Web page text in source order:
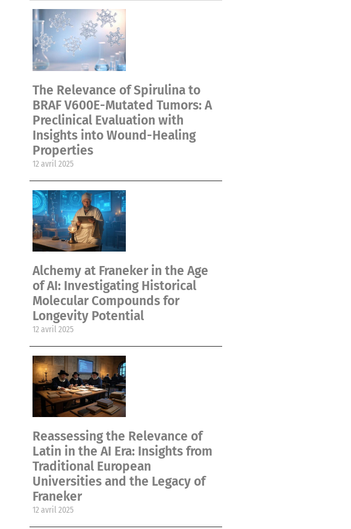
The Relevance of Spirulina to
BRAF V600E-Mutated Tumors: A
Preclinical Evaluation with
Insights into Wound-Healing
Properties
12 avril 2025
Alchemy at Franeker in the Age
of AI: Investigating Historical
Molecular Compounds for
Longevity Potential
12 avril 2025
Reassessing the Relevance of
Latin in the AI Era: Insights from
Traditional European
Universities and the Legacy of
Franeker
12 avril 2025